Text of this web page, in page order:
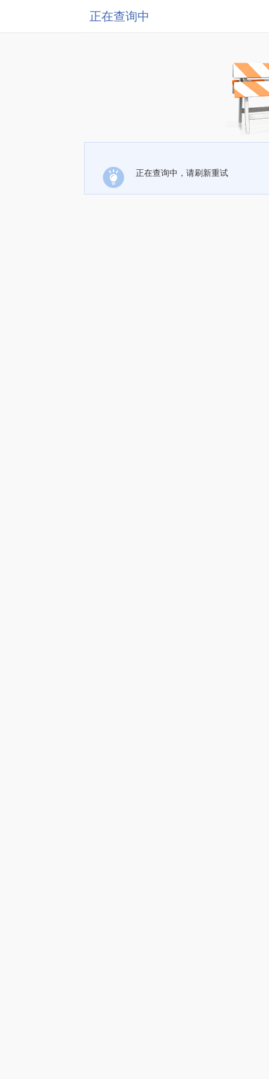
正在查询中
正在查询中，请刷新重试